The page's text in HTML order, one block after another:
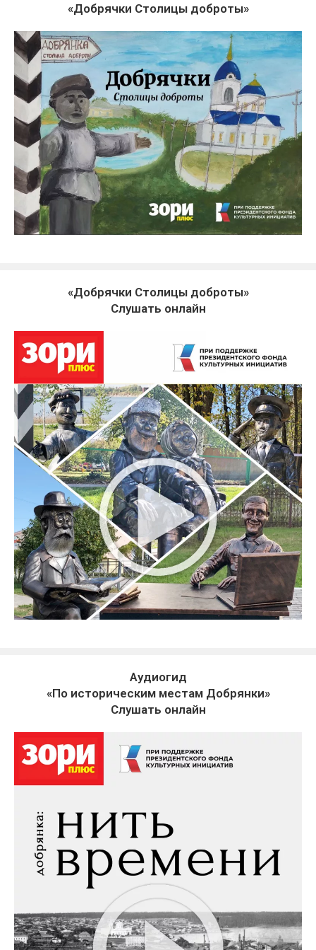
«Добрячки Столицы доброты»
«Добрячки Столицы доброты»
Слушать онлайн
Аудиогид
«По историческим местам Добрянки»
Слушать онлайн